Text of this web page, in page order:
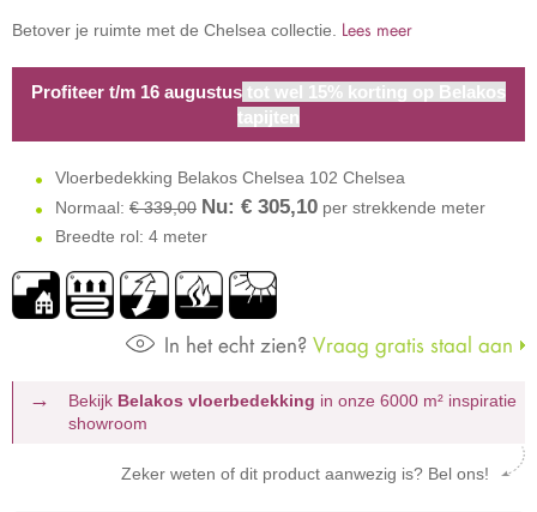
Betover je ruimte met de Chelsea collectie. Lees meer
Profiteer t/m 16 augustus tot wel 15% korting op Belakos
tapijten
Vloerbedekking Belakos Chelsea 102 Chelsea
Normaal: € 339,00 Nu: € 305,10 per strekkende meter
Breedte rol: 4 meter
In het echt zien? Vraag gratis staal aan
Bekijk Belakos vloerbedekking in onze 6000 m² inspiratie
showroom
Zeker weten of dit product aanwezig is? Bel ons!